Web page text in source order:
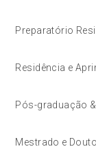
Preparatório
Residência e
Pós-graduação
Mestrado e